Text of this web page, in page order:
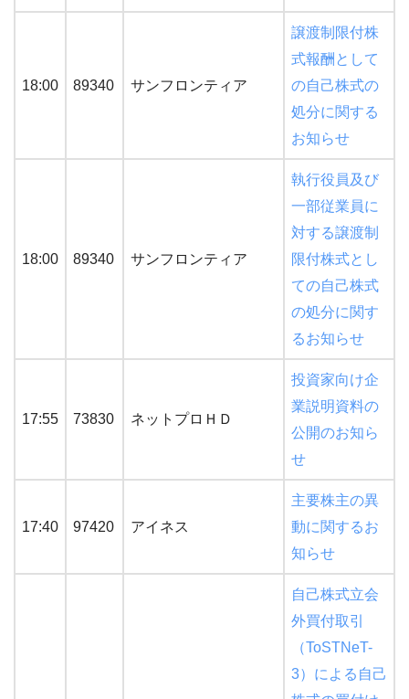
18:00 89340 サンフロンティア
譲渡制限付株
式報酬として
の自己株式の
処分に関する
お知らせ
18:00 89340 サンフロンティア
執行役員及び
一部従業員に
対する譲渡制
限付株式とし
ての自己株式
の処分に関す
るお知らせ
17:55 73830 ネットプロＨＤ
投資家向け企
業説明資料の
公開のお知ら
せ
17:40 97420 アイネス
主要株主の異
動に関するお
知らせ
自己株式立会
外買付取引
（ToSTNeT-
3）による自己